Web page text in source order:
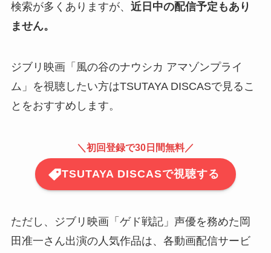
検索が多くありますが、 近日中の配信予定もあり
ません。
ジブリ映画「風の谷のナウシカ アマゾンプライ
ム」を視聴したい方はTSUTAYA DISCASで見るこ
とをおすすめします。
＼ 初回登録で30日間無料／
TSUTAYA DISCASで視聴する
ただし、ジブリ映画「ゲド戦記」声優を務めた岡
田准一さん出演の人気作品は、各動画配信サービ